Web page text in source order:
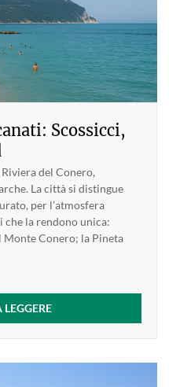
Scossicci,
del Conero,
La città si distingue
per l’atmosfera
che la rendono unica:
Conero; la Pineta